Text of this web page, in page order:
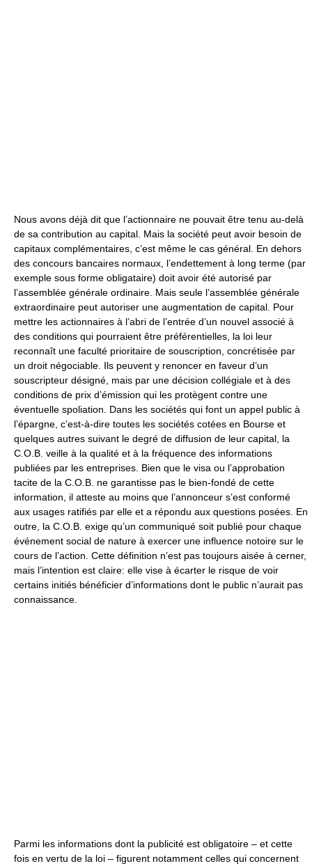
Nous avons déjà dit que l’actionnaire ne pouvait être tenu au-delà
de sa contribution au capital. Mais la société peut avoir besoin de
capitaux complémentaires, c’est même le cas général. En dehors
des concours bancaires normaux, l’endettement à long terme (par
exemple sous forme obligataire) doit avoir été autorisé par
l’assemblée générale ordinaire. Mais seule l’assemblée générale
extraordinaire peut autoriser une augmentation de capital. Pour
mettre les actionnaires à l’abri de l’entrée d’un nouvel associé à
des conditions qui pourraient être préférentielles, la loi leur
reconnaît une faculté prioritaire de souscription, concrétisée par
un droit négociable. Ils peuvent y renoncer en faveur d’un
souscripteur désigné, mais par une décision collégiale et à des
conditions de prix d’émission qui les protègent contre une
éventuelle spoliation. Dans les sociétés qui font un appel public à
l’épargne, c’est-à-dire toutes les sociétés cotées en Bourse et
quelques autres suivant le degré de diffusion de leur capital, la
C.O.B. veille à la qualité et à la fréquence des informations
publiées par les entreprises. Bien que le visa ou l’approbation
tacite de la C.O.B. ne garantisse pas le bien-fondé de cette
information, il atteste au moins que l’annonceur s’est conformé
aux usages ratifiés par elle et a répondu aux questions posées. En
outre, la C.O.B. exige qu’un communiqué soit publié pour chaque
événement social de nature à exercer une influence notoire sur le
cours de l’action. Cette définition n’est pas toujours aisée à cerner,
mais l’intention est claire: elle vise à écarter le risque de voir
certains initiés bénéficier d’informations dont le public n’aurait pas
connaissance.
Parmi les informations dont la publicité est obligatoire – et cette
fois en vertu de la loi – figurent notamment celles qui concernent